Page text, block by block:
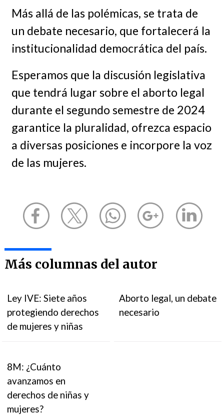
Más allá de las polémicas, se trata de
un debate necesario, que fortalecerá la
institucionalidad democrática del país.
Esperamos que la discusión legislativa
que tendrá lugar sobre el aborto legal
durante el segundo semestre de 2024
garantice la pluralidad, ofrezca espacio
a diversas posiciones e incorpore la voz
de las mujeres.
Más columnas del autor
Ley IVE: Siete años
protegiendo derechos
de mujeres y niñas
Aborto legal, un debate
necesario
8M: ¿Cuánto
avanzamos en
derechos de niñas y
mujeres?